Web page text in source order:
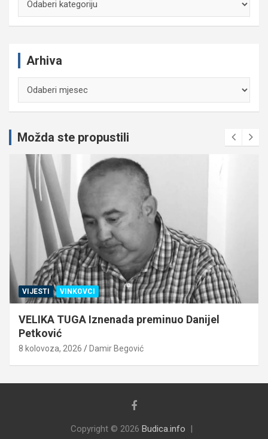
Arhiva
Možda ste propustili
VIJESTI VINKOVCI
VELIKA TUGA Iznenada preminuo Danijel
Petković
8 kolovoza, 2026 Damir Begović
Copyright © 2026 Budica.info